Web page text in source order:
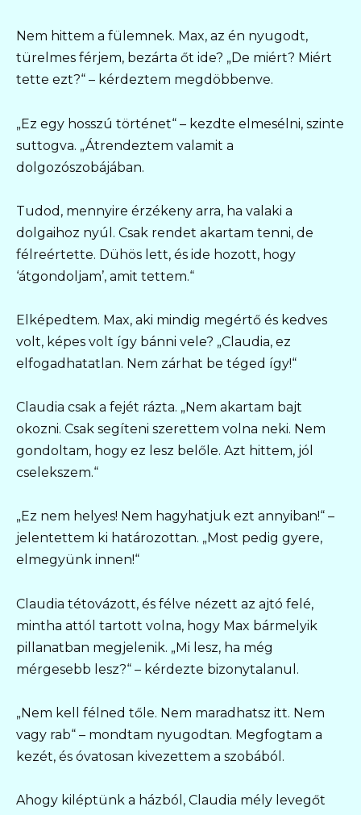
Nem hittem a fülemnek. Max, az én nyugodt,
türelmes férjem, bezárta őt ide? „De miért? Miért
tette ezt?“ – kérdeztem megdöbbenve.
„Ez egy hosszú történet“ – kezdte elmesélni, szinte
suttogva. „Átrendeztem valamit a
dolgozószobájában.
Tudod, mennyire érzékeny arra, ha valaki a
dolgaihoz nyúl. Csak rendet akartam tenni, de
félreértette. Dühös lett, és ide hozott, hogy
‘átgondoljam’, amit tettem.“
Elképedtem. Max, aki mindig megértő és kedves
volt, képes volt így bánni vele? „Claudia, ez
elfogadhatatlan. Nem zárhat be téged így!“
Claudia csak a fejét rázta. „Nem akartam bajt
okozni. Csak segíteni szerettem volna neki. Nem
gondoltam, hogy ez lesz belőle. Azt hittem, jól
cselekszem.“
„Ez nem helyes! Nem hagyhatjuk ezt annyiban!“ –
jelentettem ki határozottan. „Most pedig gyere,
elmegyünk innen!“
Claudia tétovázott, és félve nézett az ajtó felé,
mintha attól tartott volna, hogy Max bármelyik
pillanatban megjelenik. „Mi lesz, ha még
mérgesebb lesz?“ – kérdezte bizonytalanul.
„Nem kell félned tőle. Nem maradhatsz itt. Nem
vagy rab“ – mondtam nyugodtan. Megfogtam a
kezét, és óvatosan kivezettem a szobából.
Ahogy kiléptünk a házból, Claudia mély levegőt